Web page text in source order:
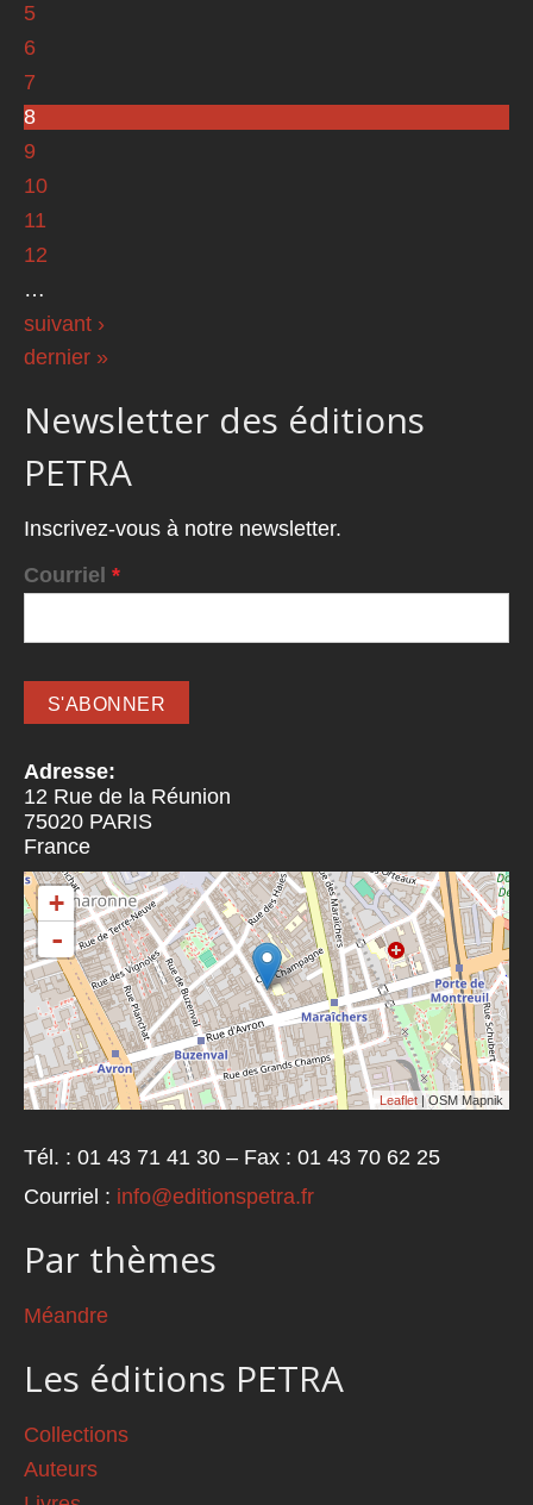
5
6
7
8
9
10
11
12
…
suivant ›
dernier »
Newsletter des éditions
PETRA
Inscrivez-vous à notre newsletter.
Courriel *
Adresse:
12 Rue de la Réunion
75020 PARIS
France
+
-
Leaflet | OSM Mapnik
Tél. : 01 43 71 41 30 – Fax : 01 43 70 62 25
Courriel : info@editionspetra.fr
Par thèmes
Méandre
Les éditions PETRA
Collections
Auteurs